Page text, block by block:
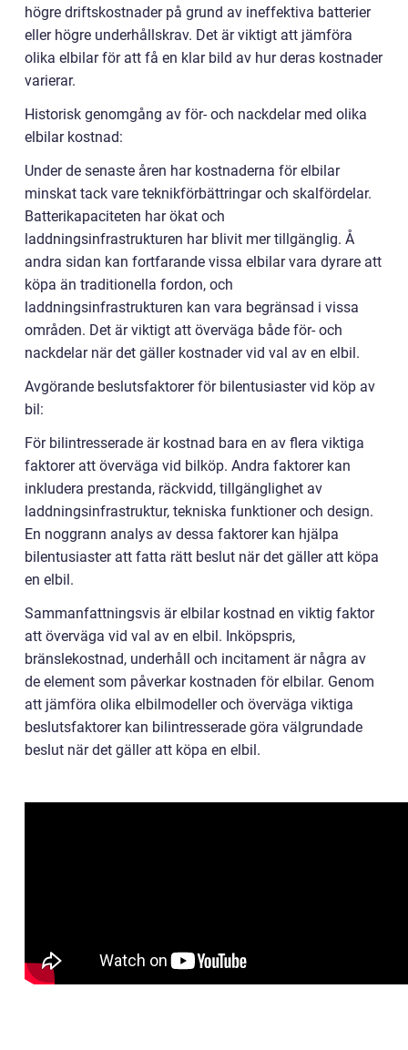
högre driftskostnader på grund av ineffektiva batterier
eller högre underhållskrav. Det är viktigt att jämföra
olika elbilar för att få en klar bild av hur deras kostnader
varierar.
Historisk genomgång av för- och nackdelar med olika
elbilar kostnad:
Under de senaste åren har kostnaderna för elbilar
minskat tack vare teknikförbättringar och skalfördelar.
Batterikapaciteten har ökat och
laddningsinfrastrukturen har blivit mer tillgänglig. Å
andra sidan kan fortfarande vissa elbilar vara dyrare att
köpa än traditionella fordon, och
laddningsinfrastrukturen kan vara begränsad i vissa
områden. Det är viktigt att överväga både för- och
nackdelar när det gäller kostnader vid val av en elbil.
Avgörande beslutsfaktorer för bilentusiaster vid köp av
bil:
För bilintresserade är kostnad bara en av flera viktiga
faktorer att överväga vid bilköp. Andra faktorer kan
inkludera prestanda, räckvidd, tillgänglighet av
laddningsinfrastruktur, tekniska funktioner och design.
En noggrann analys av dessa faktorer kan hjälpa
bilentusiaster att fatta rätt beslut när det gäller att köpa
en elbil.
Sammanfattningsvis är elbilar kostnad en viktig faktor
att överväga vid val av en elbil. Inköpspris,
bränslekostnad, underhåll och incitament är några av
de element som påverkar kostnaden för elbilar. Genom
att jämföra olika elbilmodeller och överväga viktiga
beslutsfaktorer kan bilintresserade göra välgrundade
beslut när det gäller att köpa en elbil.